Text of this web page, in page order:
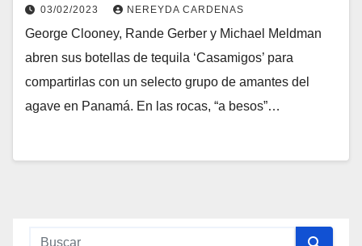
03/02/2023 NEREYDA CARDENAS
George Clooney, Rande Gerber y Michael Meldman
abren sus botellas de tequila ‘Casamigos’ para
compartirlas con un selecto grupo de amantes del
agave en Panamá. En las rocas, “a besos”…